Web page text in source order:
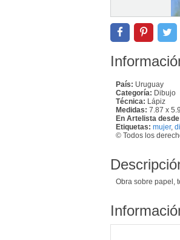
País: Uruguay
Categoría: Dibujo
Técnica: Lápiz
Medidas: 7.87 x
En Artelista
Etiquetas: mujer,
© Todos los
Obra sobre papel,